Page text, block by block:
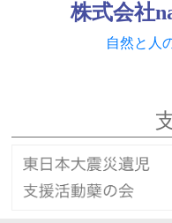
株式会社
自然と人